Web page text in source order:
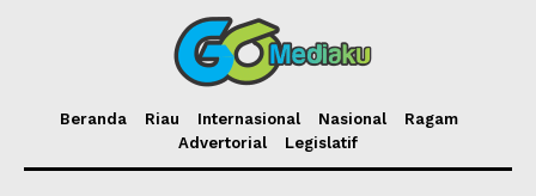
Beranda Riau Internasional Nasional
Ragam
Advertorial
Legislatif